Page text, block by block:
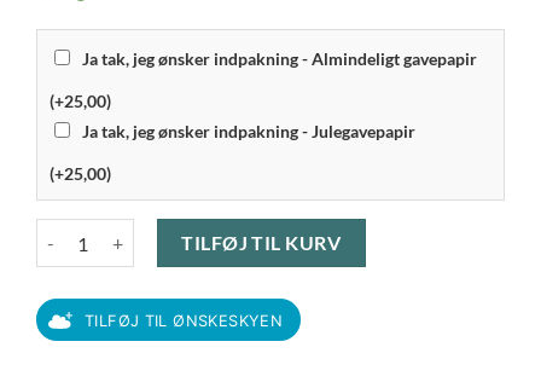
Ja tak, jeg ønsker indpakning - Almindeligt gavepapir
(+25,00)
Ja tak, jeg ønsker indpakning - Julegavepapir
(+25,00)
TILFØJ TIL KURV
TILFØJ TIL ØNSKESKYEN